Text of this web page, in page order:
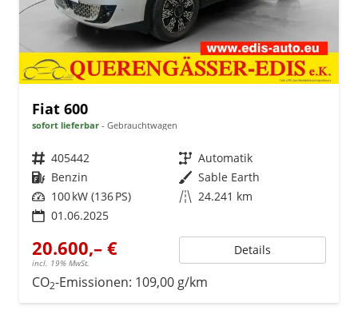
Fiat 600
sofort lieferbar Gebrauchtwagen
Fahrzeugnr. 405442 Getriebe Automatik
Kraftstoff Benzin Außenfarbe Sable Earth
Leistung 100 kW (136 PS) Kilometerstand 24.241 km
01.06.2025
20.600,– €
incl. 19% MwSt.
Details
CO2-Emissionen: 109,00 g/km